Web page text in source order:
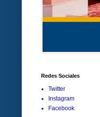
Redes Sociales
Twitter
Instagram
Facebook